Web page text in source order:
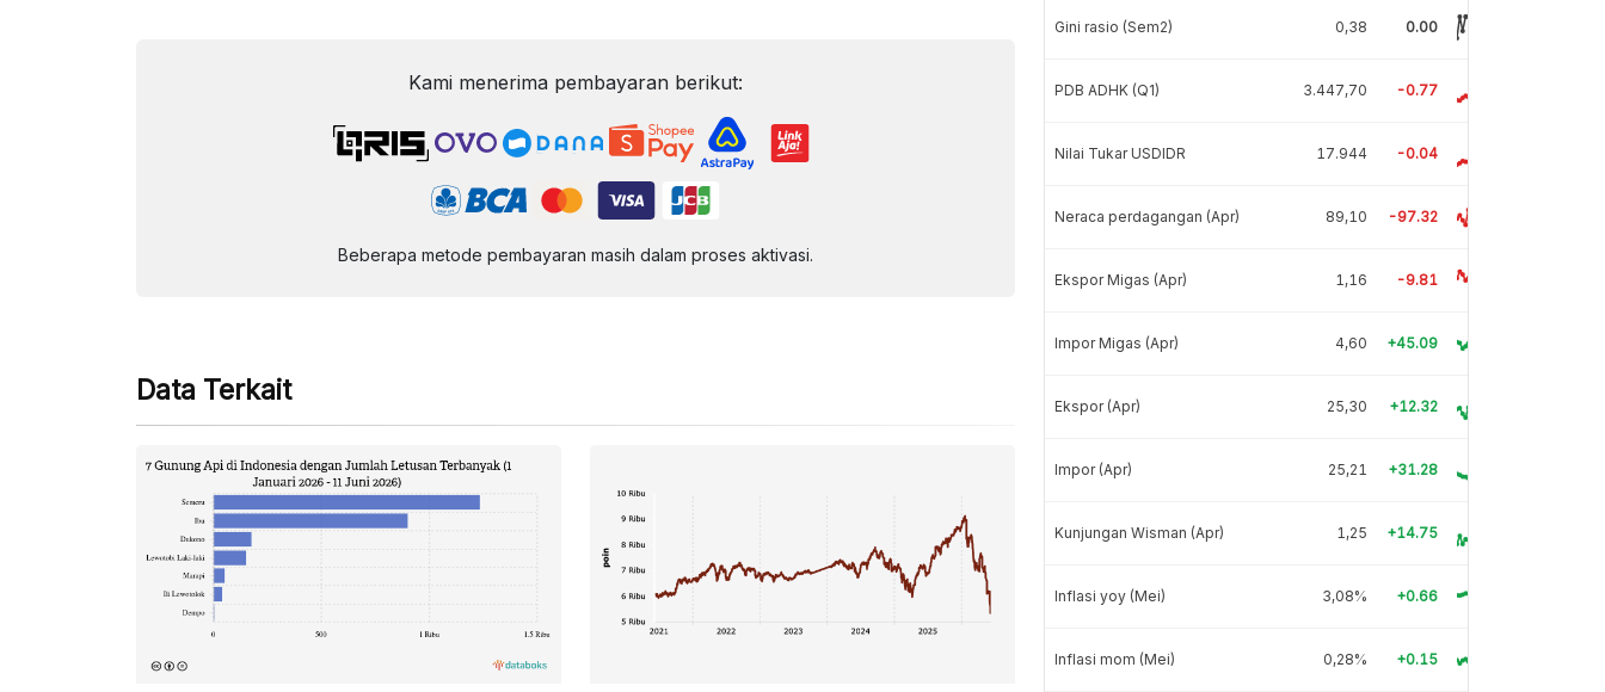
Kami menerima pembayaran berikut:
Beberapa metode pembayaran masih dalam proses aktivasi.
Data Terkait
Gini rasio (Sem2) 0,38 0.00
PDB ADHK (Q1) 3.447,70 -0.77
Nilai Tukar USDIDR 17.944 -0.04
Neraca perdagangan (Apr) 89,10 -97.32
Ekspor Migas (Apr) 1,16 -9.81
Impor Migas (Apr) 4,60 +45.09
Ekspor (Apr) 25,30 +12.32
Impor (Apr) 25,21 +31.28
Kunjungan Wisman (Apr) 1,25 +14.75
Inflasi yoy (Mei) 3,08% +0.66
Inflasi mom (Mei) 0,28% +0.15